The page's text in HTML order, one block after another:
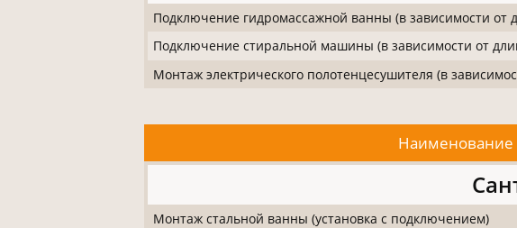
Подключение гидромассажной ванны (в зависимости от
Подключение стиральной машины (в зависимости от
Монтаж электрического полотенцесушителя (в
Наименование
Монтаж стальной ванны (установка с подключением)